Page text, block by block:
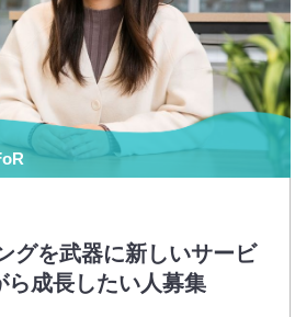
グを武器に新しいサービ
ら成長したい人募集